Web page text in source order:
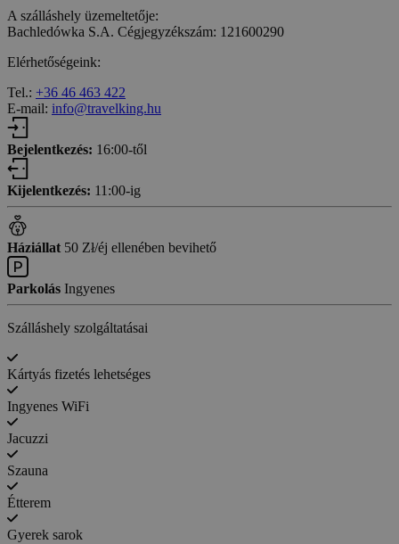
A szálláshely üzemeltetője:
Bachledówka S.A. Cégjegyzékszám: 121600290
Elérhetőségeink:
Tel.: +36 46 463 422
E-mail: info@travelking.hu
Bejelentkezés: 16:00-től
Kijelentkezés: 11:00-ig
Háziállat 50 Zł/éj ellenében bevihető
Parkolás Ingyenes
Szálláshely szolgáltatásai
Kártyás fizetés lehetséges
Ingyenes WiFi
Jacuzzi
Szauna
Étterem
Gyerek sarok